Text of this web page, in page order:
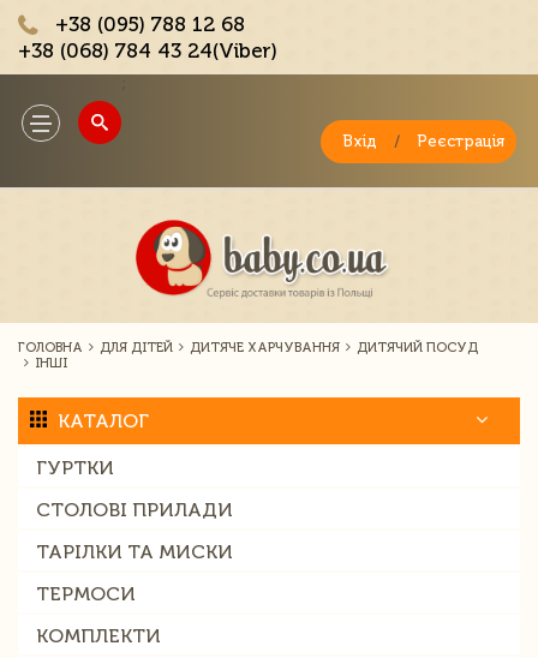
+38 (095) 788 12 68
+38 (068) 784 43 24(Viber)
Toggle
navigation
Вхід / Реєстрація
ГОЛОВНА ДЛЯ ДІТЕЙ ДИТЯЧЕ ХАРЧУВАННЯ
ДИТЯЧИЙ ПОСУД
ІНШІ
КАТАЛОГ
ГУРТКИ
СТОЛОВІ ПРИЛАДИ
ТАРІЛКИ ТА МИСКИ
ТЕРМОСИ
КОМПЛЕКТИ